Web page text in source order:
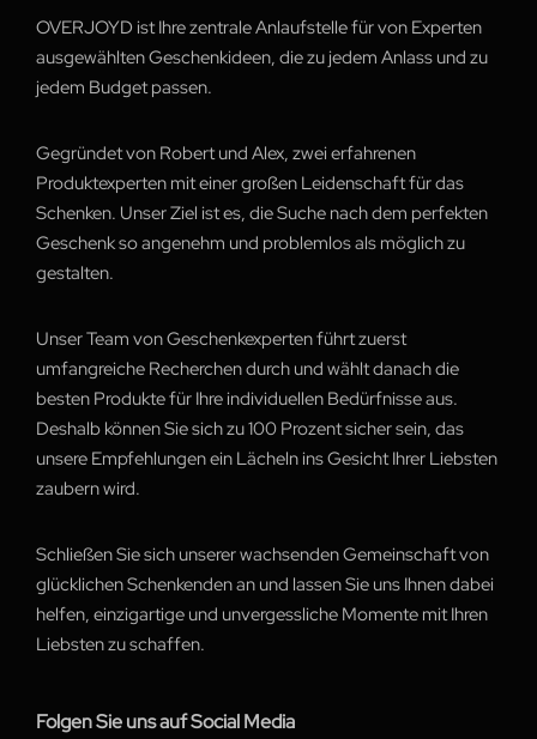
OVERJOYD ist Ihre zentrale Anlaufstelle für von Experten
ausgewählten Geschenkideen, die zu jedem Anlass und zu
jedem Budget passen.
Gegründet von Robert und Alex, zwei erfahrenen
Produktexperten mit einer großen Leidenschaft für das
Schenken. Unser Ziel ist es, die Suche nach dem perfekten
Geschenk so angenehm und problemlos als möglich zu
gestalten.
Unser Team von Geschenkexperten führt zuerst
umfangreiche Recherchen durch und wählt danach die
besten Produkte für Ihre individuellen Bedürfnisse aus.
Deshalb können Sie sich zu 100 Prozent sicher sein, das
unsere Empfehlungen ein Lächeln ins Gesicht Ihrer Liebsten
zaubern wird.
Schließen Sie sich unserer wachsenden Gemeinschaft von
glücklichen Schenkenden an und lassen Sie uns Ihnen dabei
helfen, einzigartige und unvergessliche Momente mit Ihren
Liebsten zu schaffen.
Folgen Sie uns auf Social Media